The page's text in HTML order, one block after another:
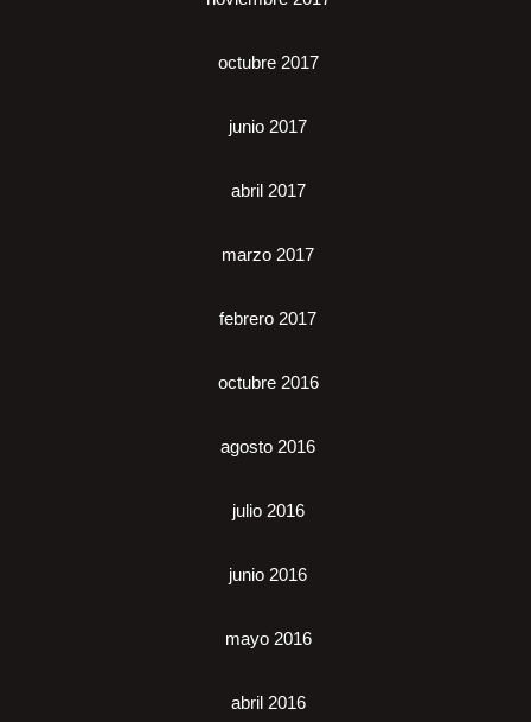
octubre 2017
junio 2017
abril 2017
marzo 2017
febrero 2017
octubre 2016
agosto 2016
julio 2016
junio 2016
mayo 2016
abril 2016